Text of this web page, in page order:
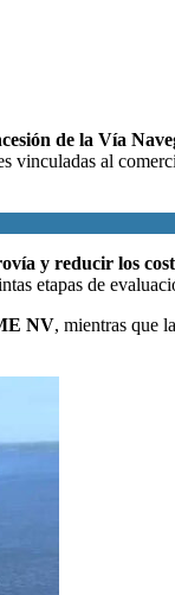
de la Vía
vinculadas al
y reducir los
etapas de
NV, mientras que